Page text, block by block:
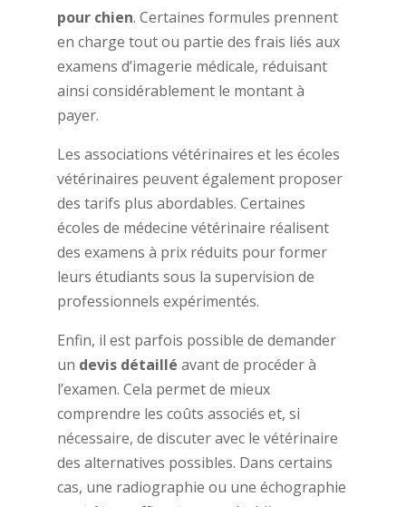
pour chien. Certaines formules prennent
en charge tout ou partie des frais liés aux
examens d’imagerie médicale, réduisant
ainsi considérablement le montant à
payer.
Les associations vétérinaires et les écoles
vétérinaires peuvent également proposer
des tarifs plus abordables. Certaines
écoles de médecine vétérinaire réalisent
des examens à prix réduits pour former
leurs étudiants sous la supervision de
professionnels expérimentés.
Enfin, il est parfois possible de demander
un devis détaillé avant de procéder à
l’examen. Cela permet de mieux
comprendre les coûts associés et, si
nécessaire, de discuter avec le vétérinaire
des alternatives possibles. Dans certains
cas, une radiographie ou une échographie